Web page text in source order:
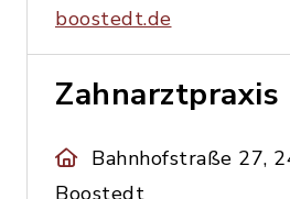
boostedt.de
Zahnarztpraxis
Bahnhofstraße 27,
Boostedt